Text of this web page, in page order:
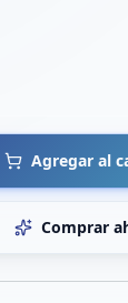
Agregar al
Comprar